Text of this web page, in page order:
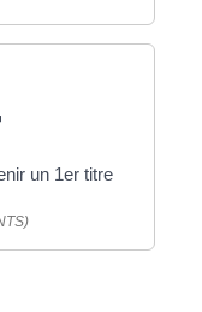
un 1er titre